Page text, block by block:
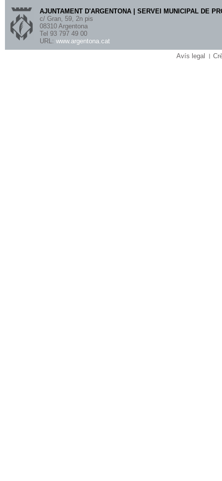
AJUNTAMENT D'ARGENTONA | SERVEI MUNICIPAL DE
c/ Gran, 59, 2n pis
08310 Argentona
Tel 93 797 49 00
URL: www.argentona.cat
Avís legal